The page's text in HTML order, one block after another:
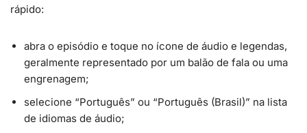
rápido:
abra o episódio e toque no ícone de áudio e legendas,
geralmente representado por um balão de fala ou uma
engrenagem;
selecione “Português” ou “Português (Brasil)” na lista
de idiomas de áudio;